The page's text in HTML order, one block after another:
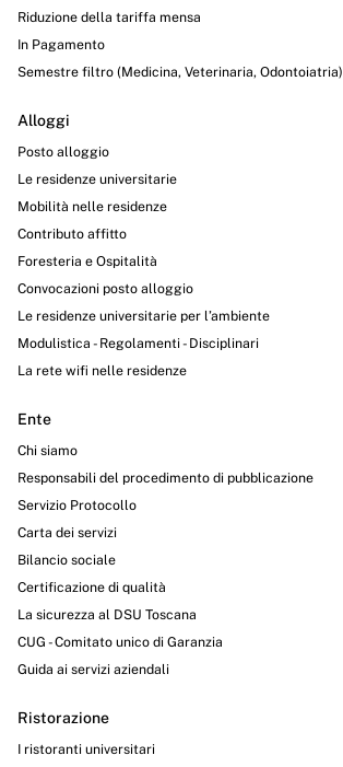
Riduzione della tariffa mensa
In Pagamento
Semestre filtro (Medicina, Veterinaria, Odontoiatria)
Alloggi
Posto alloggio
Le residenze universitarie
Mobilità nelle residenze
Contributo affitto
Foresteria e Ospitalità
Convocazioni posto alloggio
Le residenze universitarie per l’ambiente
Modulistica - Regolamenti - Disciplinari
La rete wifi nelle residenze
Ente
Chi siamo
Responsabili del procedimento di pubblicazione
Servizio Protocollo
Carta dei servizi
Bilancio sociale
Certificazione di qualità
La sicurezza al DSU Toscana
CUG - Comitato unico di Garanzia
Guida ai servizi aziendali
Ristorazione
I ristoranti universitari